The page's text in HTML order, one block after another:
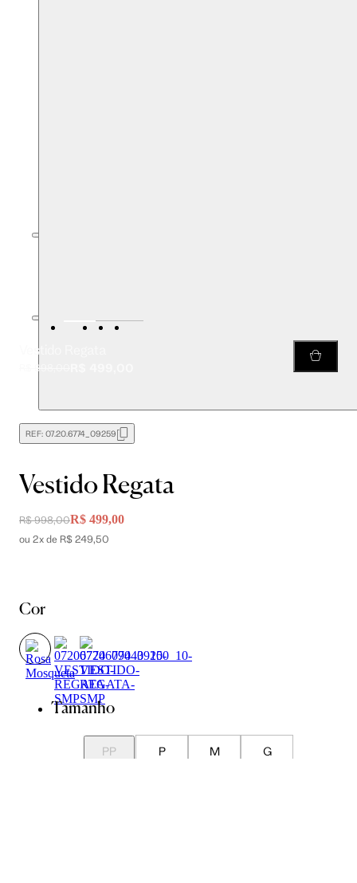
Vestido Regata
R$ 998,00
REF: 07.20.6774_09259
Vestido Regata
R$ 998,00R$ 499,00
ou 2x de R$ 249,50
Cor
Tamanho
PP P M G